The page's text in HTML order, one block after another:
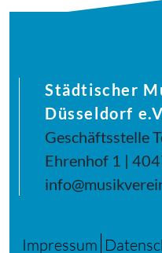
Städtischer
Düsseldorf
Geschäftsstelle
Ehrenhof 1 |
Impressum